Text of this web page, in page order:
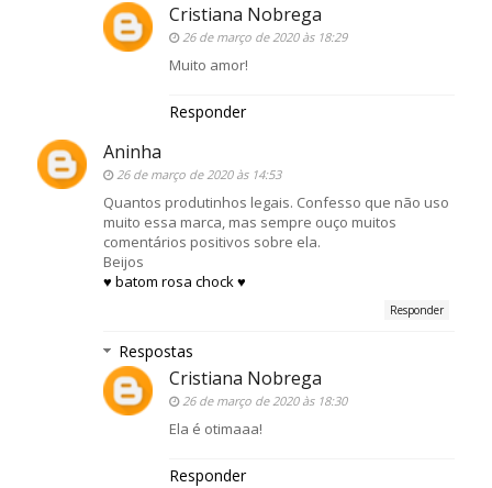
Cristiana Nobrega
26 de março de 2020 às 18:29
Muito amor!
Responder
Aninha
26 de março de 2020 às 14:53
Quantos produtinhos legais. Confesso que não uso
muito essa marca, mas sempre ouço muitos
comentários positivos sobre ela.
Beijos
♥ batom rosa chock ♥
Responder
Respostas
Cristiana Nobrega
26 de março de 2020 às 18:30
Ela é otimaaa!
Responder